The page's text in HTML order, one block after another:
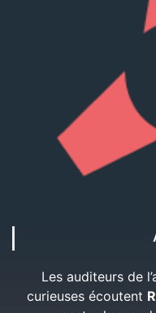
Les auditeurs de
curieuses écoutent